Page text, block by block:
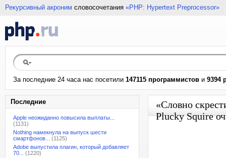
Рекурсивный акроним словосочетания «PHP: Hypertext Preprocessor»
За последние 24 часа нас посетили 147115 программистов и 9394
Последние
Apple неожиданно повысила выплаты...
(1131)
Nothing намекнула на выпуск шести
смартфонов...
(1125)
Adobe выпустила плагин, который добавляет
70...
(1220)
«Словно
Plucky Squire